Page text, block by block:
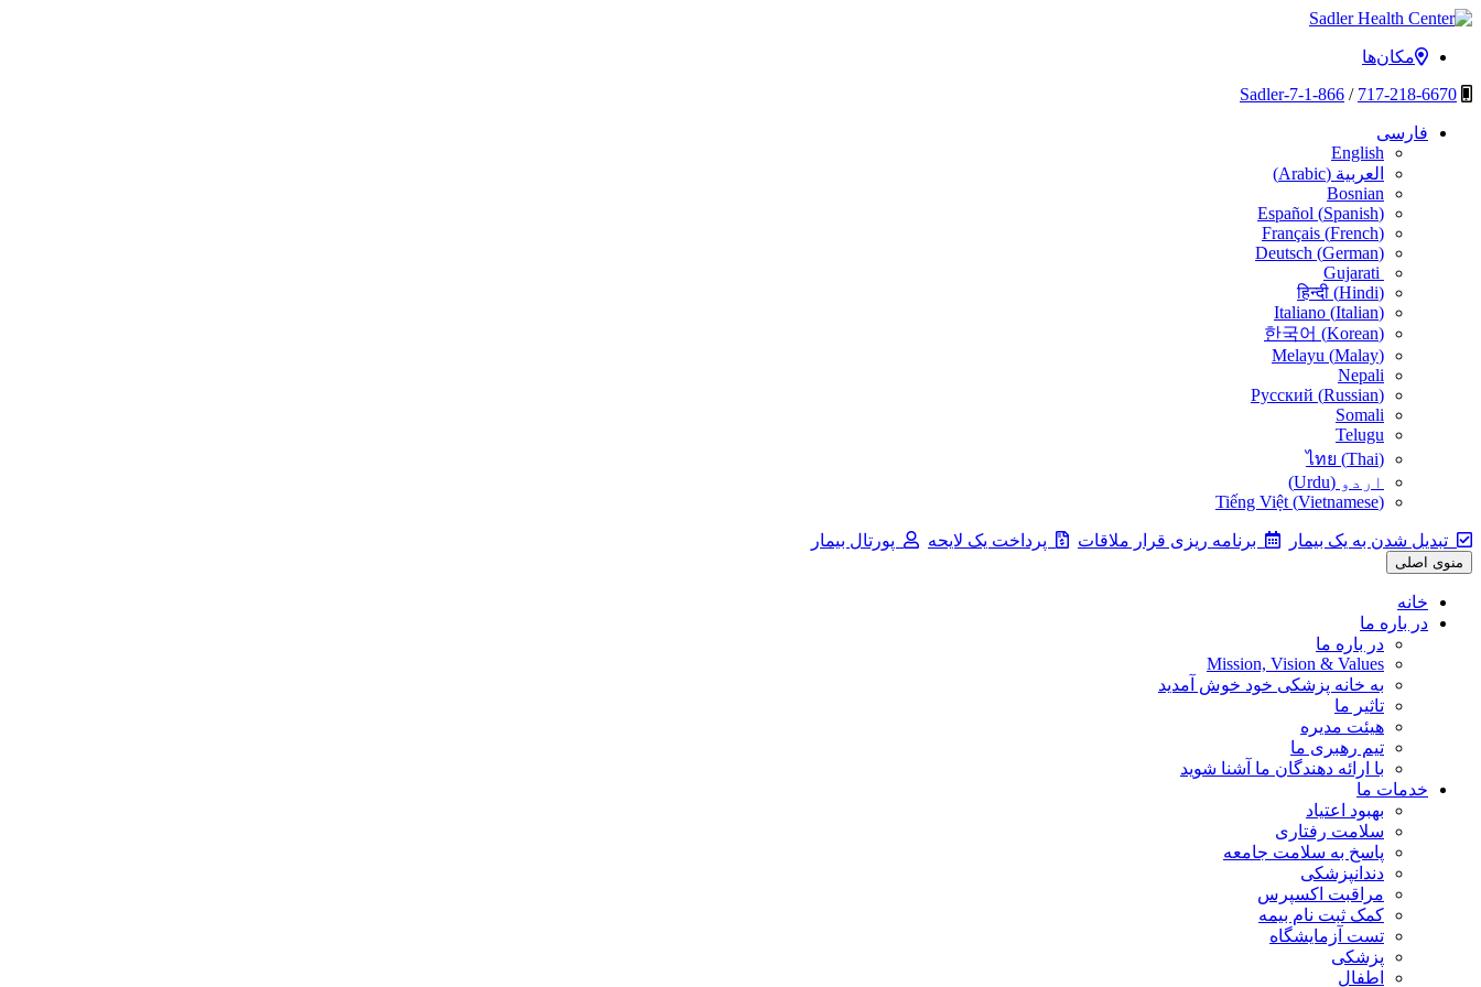
پرش
محتوا
Sadler Health Center
مکان‌ها
717-218-6670
/
1-866-Sadler-7
فارسی
English
العربية (
Arabic
)
Bosnian
Español (Spanish)
Français (French)
Deutsch (German)
हिन्दी (Hindi)
Italiano (Italian)
한국어 (Korean)
Melayu (Malay)
Nepali
Русский (Russian)
Somali
Telugu
ไทย (Thai)
اردو (
Urdu
)
Tiếng Việt (Vietnamese)
تبدیل شدن به یک بیمار برنامه ریزی قرار ملاقات پرداخت یک لایحه پورتال بیمار
منوی اصلی
خانه
در باره ما
در باره ما
Mission, Vision & Values
به خانه پزشکی خود خوش آمدید
تاثیر ما
هیئت مدیره
تیم رهبری ما
با ارائه دهندگان ما آشنا شوید
خدمات ما
بهبود اعتیاد
سلامت رفتاری
پاسخ به سلامت جامعه
دندانپزشکی
مراقبت اکسپرس
کمک ثبت نام بیمه
تست آزمایشگاه
پزشکی
اطفال